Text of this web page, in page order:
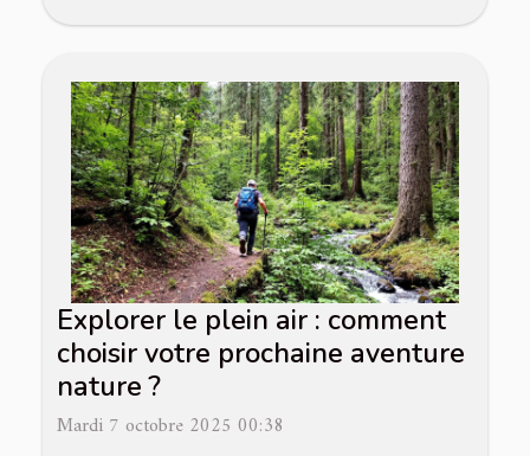
Explorer le plein air : comment
choisir votre prochaine aventure
nature ?
Mardi 7 octobre 2025 00:38